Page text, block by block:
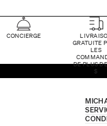
CONCIERGE
GRATUITE
LES
DE PLUS
$